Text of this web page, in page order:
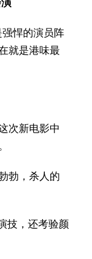
强悍的演员阵
就是港味最
次新电影中
勃，杀人的
技，还考验颜